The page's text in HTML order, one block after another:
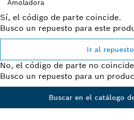
Amoladora
Sí, el código de parte coincide.
Busco un repuesto para este
Ir al repuesto
No, el código de parte no
Busco un repuesto para un
Buscar en el catálogo